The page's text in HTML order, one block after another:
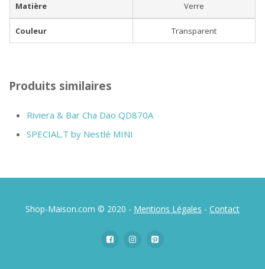
Matière Verre
Couleur Transparent
Produits similaires
Riviera & Bar Cha Dao QD870A
SPECIAL.T by Nestlé MINI
Shop-Maison.com © 2020 - Mentions Légales - Contact